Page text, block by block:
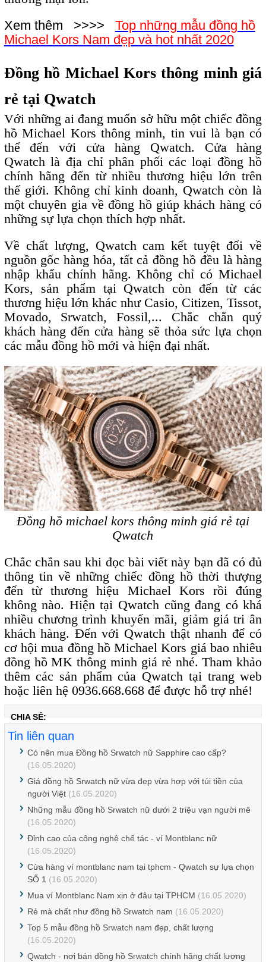
Xem thêm >>>> Top những mẫu đồng hồ
Michael Kors Nam đẹp và hot nhất 2020
Đồng hồ Michael Kors thông minh giá
rẻ tại Qwatch
Với những ai đang muốn sở hữu một chiếc đồng
hồ Michael Kors thông minh, tin vui là bạn có
thể đến với cửa hàng Qwatch. Cửa hàng
Qwatch là địa chỉ phân phối các loại đồng hồ
chính hãng đến từ nhiều thương hiệu lớn trên
thế giới. Không chỉ kinh doanh, Qwatch còn là
một chuyên gia về đồng hồ giúp khách hàng có
những sự lựa chọn thích hợp nhất.
Về chất lượng, Qwatch cam kết tuyệt đối về
nguồn gốc hàng hóa, tất cả đồng hồ đều là hàng
nhập khẩu chính hãng. Không chỉ có Michael
Kors, sản phẩm tại Qwatch còn đến từ các
thương hiệu lớn khác như Casio, Citizen, Tissot,
Movado, Srwatch, Fossil,... Chắc chắn quý
khách hàng đến cửa hàng sẽ thỏa sức lựa chọn
các mẫu đồng hồ mới và hiện đại nhất.
Đồng hồ michael kors thông minh giá rẻ tại
Qwatch
Chắc chắn sau khi đọc bài viết này bạn đã có đủ
thông tin về những chiếc đồng hồ thời thượng
đến từ thương hiệu Michael Kors rồi đúng
không nào. Hiện tại Qwatch cũng đang có khá
nhiều chương trình khuyến mãi, giảm giá tri ân
khách hàng. Đến với Qwatch thật nhanh để có
cơ hội mua đồng hồ Michael Kors giá bao nhiêu
đồng hồ MK thông minh giá rẻ nhé. Tham khảo
thêm các sản phẩm của Qwatch tại trang web
hoặc liên hệ 0936.668.668 để được hỗ trợ nhé!
CHIA SẺ:
Tin liên quan
Có nên mua Đồng hồ Srwatch nữ Sapphire cao cấp?
(16.05.2020)
Giá đồng hồ Srwatch nữ vừa đẹp vừa hợp với túi tiền của
người Việt(16.05.2020)
Những mẫu đồng hồ Srwatch nữ dưới 2 triệu vạn người mê
(16.05.2020)
Đỉnh cao của công nghệ chế tác - ví Montblanc nữ
(16.05.2020)
Cửa hàng ví montblanc nam tại tphcm - Qwatch sự lựa chọn
SỐ 1 (16.05.2020)
Mua ví Montblanc Nam xịn ở đâu tại TPHCM (16.05.2020)
Rẻ mà chất như đồng hồ Srwatch nam (16.05.2020)
Top 5 mẫu đồng hồ Srwatch nam đẹp, chất lượng
(16.05.2020)
Qwatch - nơi bán đồng hồ Srwatch chính hãng chất lượng